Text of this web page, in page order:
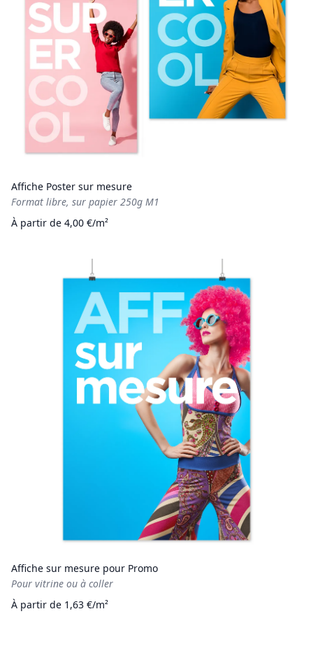
Affiche Poster sur mesure
Format libre, sur papier 250g M1
À partir de 4,00 €/m²
Affiche sur mesure pour Promo
Pour vitrine ou à coller
À partir de 1,63 €/m²